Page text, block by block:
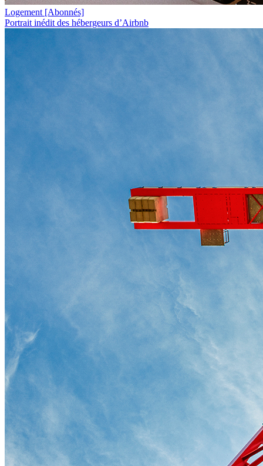
Logement [Abonnés]
Portrait inédit des hébergeurs d’Airbnb